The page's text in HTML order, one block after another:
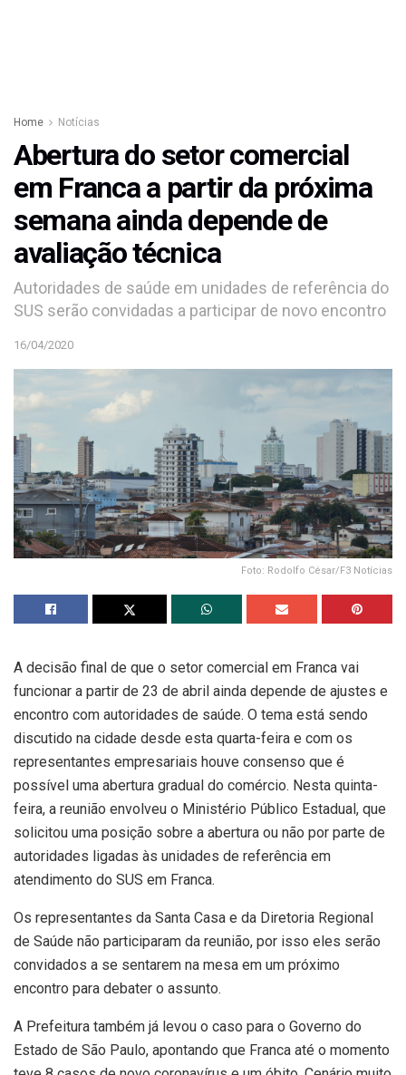
Home Notícias
Abertura do setor comercial
em Franca a partir da próxima
semana ainda depende de
avaliação técnica
Autoridades de saúde em unidades de referência do
SUS serão convidadas a participar de novo encontro
16/04/2020
Foto: Rodolfo César/F3 Notícias
A decisão final de que o setor comercial em Franca vai
funcionar a partir de 23 de abril ainda depende de ajustes e
encontro com autoridades de saúde. O tema está sendo
discutido na cidade desde esta quarta-feira e com os
representantes empresariais houve consenso que é
possível uma abertura gradual do comércio. Nesta quinta-
feira, a reunião envolveu o Ministério Público Estadual, que
solicitou uma posição sobre a abertura ou não por parte de
autoridades ligadas às unidades de referência em
atendimento do SUS em Franca.
Os representantes da Santa Casa e da Diretoria Regional
de Saúde não participaram da reunião, por isso eles serão
convidados a se sentarem na mesa em um próximo
encontro para debater o assunto.
A Prefeitura também já levou o caso para o Governo do
Estado de São Paulo, apontando que Franca até o momento